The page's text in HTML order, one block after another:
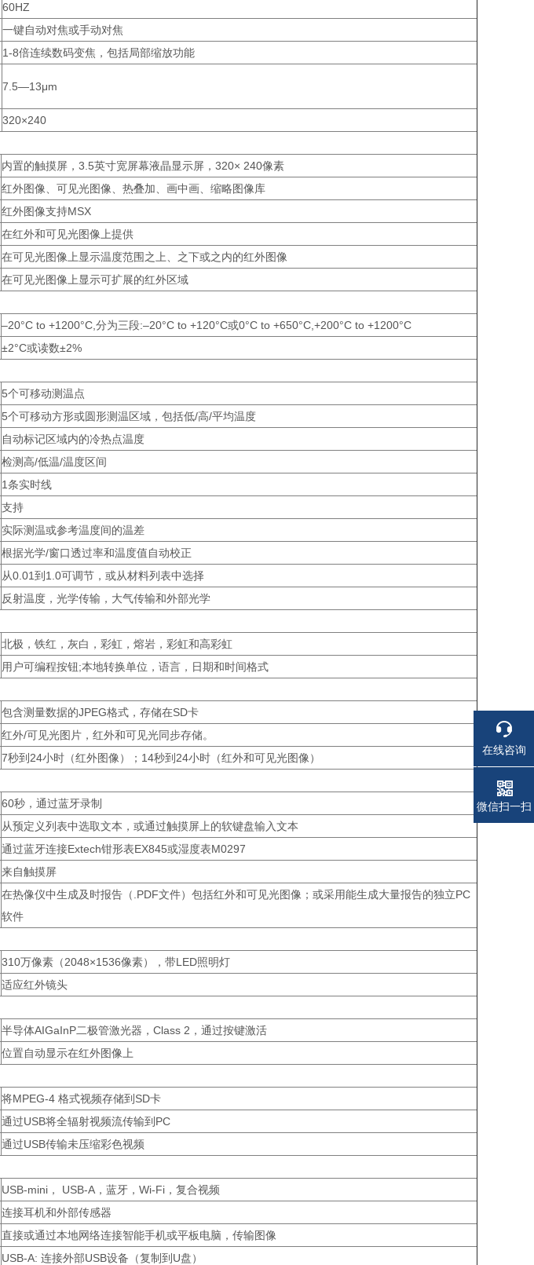
60HZ
一键自动对焦或手动对焦
1-8倍连续数码变焦，包括局部缩放功能
7.5—13μm
320×240
内置的触摸屏，3.5英寸宽屏幕液晶显示屏，320× 240像素
红外图像、可见光图像、热叠加、画中画、缩略图像库
红外图像支持MSX
在红外和可见光图像上提供
在可见光图像上显示温度范围之上、之下或之内的红外图像
在可见光图像上显示可扩展的红外区域
–20°C to +1200°C,分为三段:–20°C to +120°C或0°C to +650°C,+200°C to +1200°C
±2°C或读数±2%
5个可移动测温点
5个可移动方形或圆形测温区域，包括低/高/平均温度
自动标记区域内的冷热点温度
检测高/低温/温度区间
1条实时线
支持
实际测温或参考温度间的温差
根据光学/窗口透过率和温度值自动校正
从0.01到1.0可调节，或从材料列表中选择
反射温度，光学传输，大气传输和外部光学
北极，铁红，灰白，彩虹，熔岩，彩虹和高彩虹
用户可编程按钮;本地转换单位，语言，日期和时间格式
包含测量数据的JPEG格式，存储在SD卡
红外/可见光图片，红外和可见光同步存储。
7秒到24小时（红外图像）；14秒到24小时（红外和可见光图像）
60秒，通过蓝牙录制
从预定义列表中选取文本，或通过触摸屏上的软键盘输入文本
通过蓝牙连接Extech钳形表EX845或湿度表M0297
来自触摸屏
在热像仪中生成及时报告（.PDF文件）包括红外和可见光图像；或采用能生成大量报告的独立PC
软件
310万像素（2048×1536像素），带LED照明灯
适应红外镜头
半导体AIGaInP二极管激光器，Class 2，通过按键激活
位置自动显示在红外图像上
将MPEG-4 格式视频存储到SD卡
通过USB将全辐射视频流传输到PC
通过USB传输未压缩彩色视频
USB-mini， USB-A，蓝牙，Wi-Fi，复合视频
连接耳机和外部传感器
直接或通过本地网络连接智能手机或平板电脑，传输图像
USB-A: 连接外部USB设备（复制到U盘）
在线咨询
电话
电话
微信扫一扫